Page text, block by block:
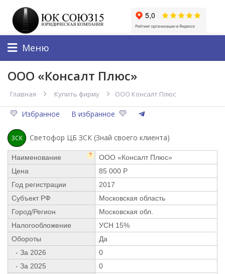
Меню
ООО «Консалт Плюс»
Главная Купить фирму ООО Консалт Плюс
Избранное В избранное
ЗСК Светофор ЦБ ЗСК (Знай своего клиента)
Наименование ?
ООО «Консалт Плюс»
Цена
85 000 Р
Год регистрации
2017
Субъект РФ
Московская область
Город/Регион
Московская обл.
Налогообложение
УСН 15%
Обороты
Да
- За 2026
0
- За 2025
0